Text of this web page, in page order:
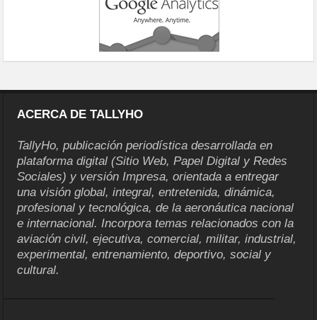
ACERCA DE TALLYHO
TallyHo, publicación periodística desarrollada en
plataforma digital (Sitio Web, Papel Digital y Redes
Sociales) y versión Impresa, orientada a entregar
una visión global, integral, entretenida, dinámica,
profesional y tecnológica, de la aeronáutica nacional
e internacional. Incorpora temas relacionados con la
aviación civil, ejecutiva, comercial, militar, industrial,
experimental, entrenamiento, deportivo, social y
cultural.